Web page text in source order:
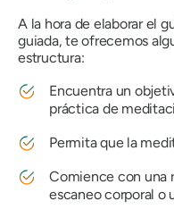
A la hora de elaborar el
guiada, te ofrecemos
estructura:
Encuentra un
práctica de
Permita que la
Comience con una
escaneo corporal o